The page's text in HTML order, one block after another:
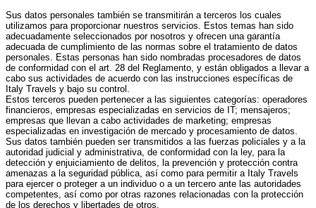
Sus datos personales también se transmitirán a terceros los cuales
utilizamos para proporcionar nuestros servicios. Estos temas han sido
adecuadamente seleccionados por nosotros y ofrecen una garantía
adecuada de cumplimiento de las normas sobre el tratamiento de datos
personales. Estas personas han sido nombradas procesadores de datos
de conformidad con el art. 28 del Reglamento, y están obligados a llevar a
cabo sus actividades de acuerdo con las instrucciones específicas de
Italy Travels y bajo su control.
Estos terceros pueden pertenecer a las siguientes categorías: operadores
financieros, empresas especializadas en servicios de IT; mensajeros;
empresas que llevan a cabo actividades de marketing; empresas
especializadas en investigación de mercado y procesamiento de datos.
Sus datos también pueden ser transmitidos a las fuerzas policiales y a la
autoridad judicial y administrativa, de conformidad con la ley, para la
detección y enjuiciamiento de delitos, la prevención y protección contra
amenazas a la seguridad pública, así como para permitir a Italy Travels
para ejercer o proteger a un individuo o a un tercero ante las autoridades
competentes, así como por otras razones relacionadas con la protección
de los derechos y libertades de otros.